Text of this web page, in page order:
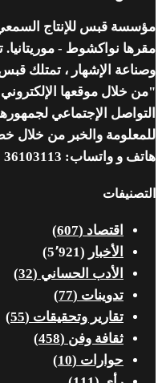
مؤسسة قبس للإنتاج
مقرها نواكشوط - موريتانيا.
وصناعة الإشهار ، تمتلك
"من خلال موقعها
التواصل الإجتماعي
للمعلومة والخبر من خلال
هاتف و واتساب: 36103113
التصنيفات
اقتصاد (607)
الأخبار (5٬921)
الأدب الحساني (32)
تدوينات (77)
تقارير وتحقيقات (55)
ثقافة وفن (458)
حوارات (10)